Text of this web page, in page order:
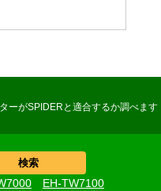
EH-TW7100